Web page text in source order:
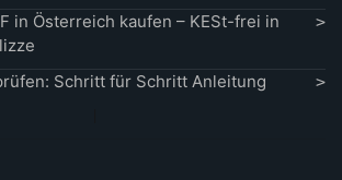
in Österreich kaufen – KESt-frei in
Schritt für Schritt Anleitung